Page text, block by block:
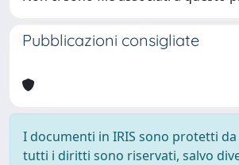
Pubblicazioni consigliate
I documenti in IRIS sono protetti
tutti i diritti sono riservati, salvo